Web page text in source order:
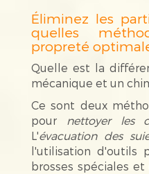
Éliminez les
quelles
propreté
Quelle est la
mécanique et un
Ce sont deux
pour
nettoyer les
L'évacuation des
l'utilisation d'outils
brosses spéciales